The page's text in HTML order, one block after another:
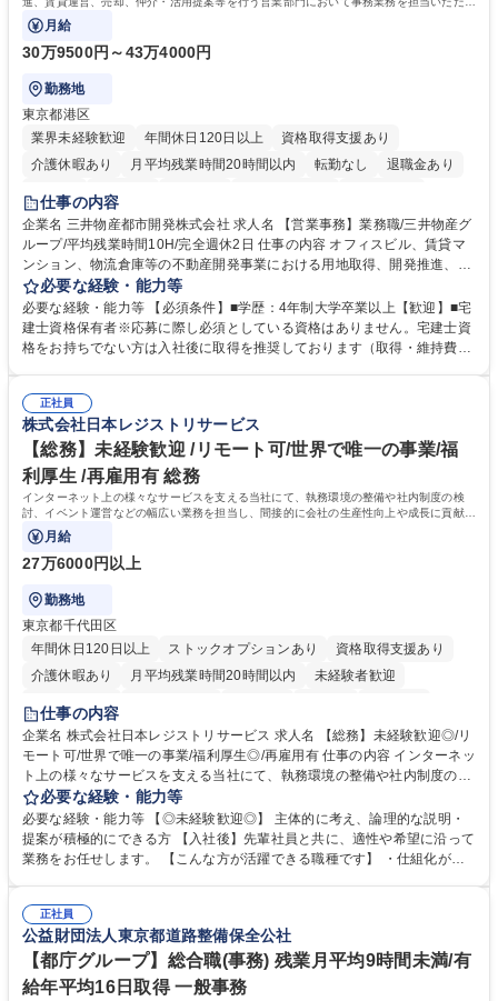
ます。
月給
30万9500円～43万4000円
勤務地
東京都港区
業界未経験歓迎
年間休日120日以上
資格取得支援あり
介護休暇あり
月平均残業時間20時間以内 転勤なし
退職金あり
在宅OK
賞与あり
駅近5分以内
土日祝休み 寮・社宅あり
仕事の内容
企業名 三井物産都市開発株式会社 求人名 【営業事務】業務職/三井物産グ
ループ/平均残業時間10H/完全週休2日 仕事の内容 オフィスビル、賃貸マ
ンション、物流倉庫等の不動産開発事業における用地取得、開発推進、賃
貸運営、売却、仲介・活用提案等を行う営業部門において事務業務を担当
いただきます。 【詳細】・契約書管理、契約書製本、捺印対応、ファイリ
ング、登記簿取得、調書取得・支払業務（各種費用支払、支払管理、請
求・支払データ登録、取引先マスター申請対応）・予算作成及び予実管
の他に担当頂く業務が発生する場合があります。 募集職種 【営業事務】
業務職/三井物産グループ/平均残業時間10H/完全週休2日
必要な経験・能力等
必要な経験・能力等 【必須条件】■学歴：4年制大学卒業以上【歓迎】■宅
建士資格保有者※応募に際し必須としている資格はありません。宅建士資
格をお持ちでない方は入社後に取得を推奨しております（取得・維持費用
ション力がある方。 ・チャレンジを厭わず、粘り強く業務に取り組める
方。多様な関係者と謙虚に信頼関係を構築でき、期限を意識したスケジュ
ール管理が出来る方。※将来的に他部署（営業部門、コーポレート部門）
へのジョブローテーションの可能性があります。 学歴・資格 学歴：大学
院 大学 語学力： 資格：宅地建物取引士
正社員
株式会社日本レジストリサービス
【総務】未経験歓迎 /リモート可/世界で唯一の事業/福
利厚生 /再雇用有 総務
インターネット上の様々なサービスを支える当社にて、執務環境の整備や社内制度の検
討、イベント運営などの幅広い業務を担当し、間接的に会社の生産性向上や成長に貢献し
ている部署です。
月給
27万6000円以上
勤務地
東京都千代田区
年間休日120日以上
ストックオプションあり
資格取得支援あり
介護休暇あり
月平均残業時間20時間以内
未経験者歓迎
住宅手当あり
完全週休2日制
交通費支給 駅近5分以内 土日祝休み 服装自由
仕事の内容
企業名 株式会社日本レジストリサービス 求人名 【総務】未経験歓迎◎/リ
モート可/世界で唯一の事業/福利厚生◎/再雇用有 仕事の内容 インターネッ
ト上の様々なサービスを支える当社にて、執務環境の整備や社内制度の検
討、イベント運営などの幅広い業務を担当し、間接的に会社の生産性向上
や成長に貢献している部署です。 会社の全メンバーが安心して長く成果を
発揮できる環境を整えるために、毎日のメンテナンスや維持管理に加え、
新たな施策検討を積極的に行っていただき、会社全体を巻き込み課題解決
幅広い業務の体得が可能で、多様なキャリアパスを描くことも可能です。
募集職種 【総務】未経験歓迎◎/リモート可/世界で唯一の事業/福利厚生◎/
再雇用有
必要な経験・能力等
必要な経験・能力等 【◎未経験歓迎◎】 主体的に考え、論理的な説明・
提案が積極的にできる方 【入社後】先輩社員と共に、適性や希望に沿って
業務をお任せします。 【こんな方が活躍できる職種です】 ・仕組化が好
対処できる・新しいことに興味関心がある 【魅力】■自己啓発支援：資格
取得や通信教育など費用の80%（年間25万円まで）を補助 ■住宅手当：家
賃の50%（月額7万円まで）を補助 学歴・資格 学歴：大学院 大学 語学
力： 資格：
正社員
公益財団法人東京都道路整備保全公社
【都庁グループ】総合職(事務) 残業月平均9時間未満/有
給年平均16日取得 一般事務